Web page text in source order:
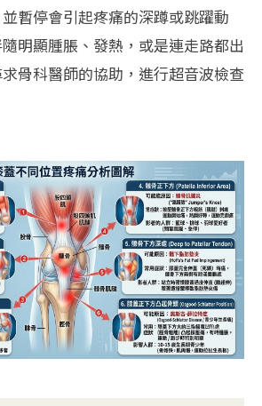
暫停會引起疼痛的深蹲或跳躍動
明顯腫脹、發熱，或是連走路都出
骨科醫師的協助，進行超音波檢查